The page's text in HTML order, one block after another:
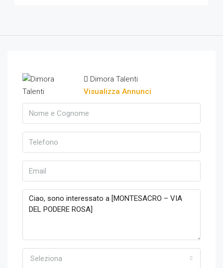
Dimora Talenti
Visualizza Annunci
Seleziona